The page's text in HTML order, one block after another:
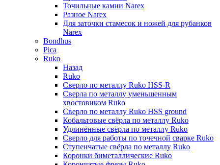
Точильные камни Narex
Разное Narex
Для заточки стамесок и ножей для рубанков
Narex
Bondhus
Pica
Ruko
Назад
Ruko
Сверло по металлу Ruko HSS-R
Сверла по металлу уменьшенным
хвостовиком Ruko
Сверло по металлу Ruko HSS ground
Кобальтовые свёрла по металлу Ruko
Удлинённые свёрла по металлу Ruko
Сверло для работы по точечной сварке Ruko
Ступенчатые свёрла по металлу Ruko
Коронки биметаллические Ruko